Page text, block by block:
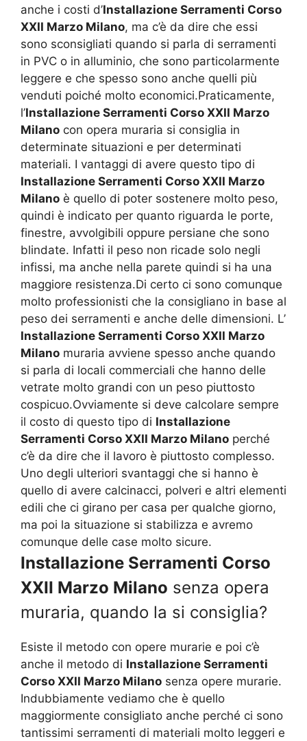
anche i costi d’Installazione Serramenti Corso
XXII Marzo Milano, ma c’è da dire che essi
sono sconsigliati quando si parla di serramenti
in PVC o in alluminio, che sono particolarmente
leggere e che spesso sono anche quelli più
venduti poiché molto economici.Praticamente,
l’Installazione Serramenti Corso XXII Marzo
Milano con opera muraria si consiglia in
determinate situazioni e per determinati
materiali. I vantaggi di avere questo tipo di
Installazione Serramenti Corso XXII Marzo
Milano è quello di poter sostenere molto peso,
quindi è indicato per quanto riguarda le porte,
finestre, avvolgibili oppure persiane che sono
blindate. Infatti il peso non ricade solo negli
infissi, ma anche nella parete quindi si ha una
maggiore resistenza.Di certo ci sono comunque
molto professionisti che la consigliano in base al
peso dei serramenti e anche delle dimensioni. L’
Installazione Serramenti Corso XXII Marzo
Milano muraria avviene spesso anche quando
si parla di locali commerciali che hanno delle
vetrate molto grandi con un peso piuttosto
cospicuo.Ovviamente si deve calcolare sempre
il costo di questo tipo di Installazione
Serramenti Corso XXII Marzo Milano perché
c’è da dire che il lavoro è piuttosto complesso.
Uno degli ulteriori svantaggi che si hanno è
quello di avere calcinacci, polveri e altri elementi
edili che ci girano per casa per qualche giorno,
ma poi la situazione si stabilizza e avremo
comunque delle case molto sicure.
Installazione Serramenti Corso
XXII Marzo Milano senza opera
muraria, quando la si consiglia?
Esiste il metodo con opere murarie e poi c’è
anche il metodo di Installazione Serramenti
Corso XXII Marzo Milano senza opere murarie.
Indubbiamente vediamo che è quello
maggiormente consigliato anche perché ci sono
tantissimi serramenti di materiali molto leggeri e